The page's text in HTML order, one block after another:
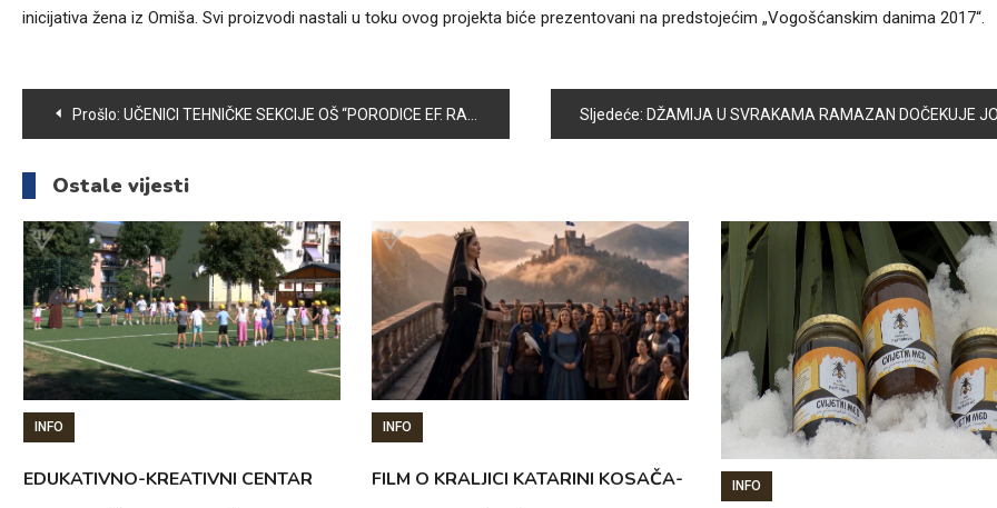
inicijativa žena iz Omiša. Svi proizvodi nastali u toku ovog projekta biće prezentovani na predstojećim „Vogošćanskim danima 2017“.
Navigacija
članaka
Prošlo: UČENICI TEHNIČKE SEKCIJE OŠ “PORODICE EF. RAMIĆ” OSVOJILI 3. MJESTO NA NAUČNO TEHNIČKOJ SMOTRI STVARALAŠTVA MLADIH BIH Sljedeće: DŽAMIJA U SVRAKAMA RAMAZAN DOČEKUJE JOŠ LJEPŠA I
Ostale vijesti
INFO
EDUKATIVNO-KREATIVNI CENTAR
INFO
FILM O KRALJICI KATARINI KOSAČA-
INFO